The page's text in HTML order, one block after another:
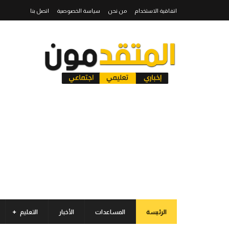
اتفاقية الاستخدام من نحن سياسة الخصوصية اتصل بنا
الرئيسة المساعدات الأخبار التعليم